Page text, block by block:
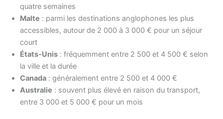
quatre semaines
Malte : parmi les destinations anglophones les plus
accessibles, autour de 2 000 à 3 000 € pour un séjour
court
États-Unis : fréquemment entre 2 500 et 4 500 € selon
la ville et la durée
Canada : généralement entre 2 500 et 4 000 €
Australie : souvent plus élevé en raison du transport,
entre 3 000 et 5 000 € pour un mois